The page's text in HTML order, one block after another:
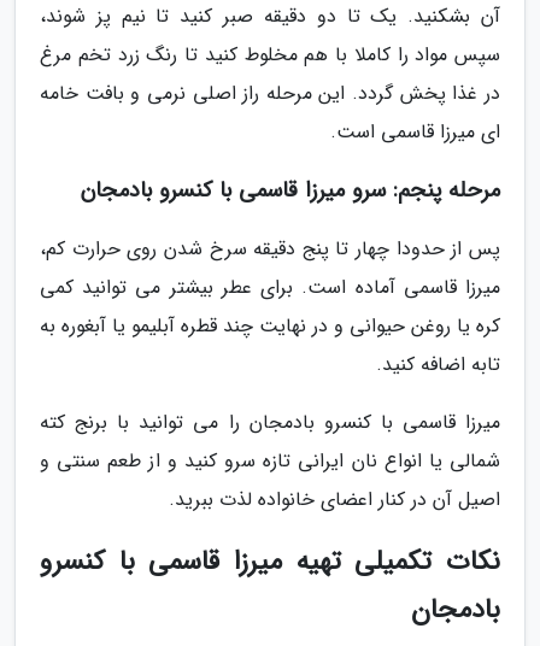
آن بشکنید. یک تا دو دقیقه صبر کنید تا نیم پز شوند،
سپس مواد را کاملا با هم مخلوط کنید تا رنگ زرد تخم مرغ
در غذا پخش گردد. این مرحله راز اصلی نرمی و بافت خامه
ای میرزا قاسمی است.
مرحله پنجم: سرو میرزا قاسمی با کنسرو بادمجان
پس از حدودا چهار تا پنج دقیقه سرخ شدن روی حرارت کم،
میرزا قاسمی آماده است. برای عطر بیشتر می توانید کمی
کره یا روغن حیوانی و در نهایت چند قطره آبلیمو یا آبغوره به
تابه اضافه کنید.
میرزا قاسمی با کنسرو بادمجان را می توانید با برنج کته
شمالی یا انواع نان ایرانی تازه سرو کنید و از طعم سنتی و
اصیل آن در کنار اعضای خانواده لذت ببرید.
نکات تکمیلی تهیه میرزا قاسمی با کنسرو
بادمجان